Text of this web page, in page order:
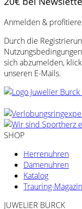
Anmelden &
Durch die
sich abzumelden,
unseren E-Mails.
SHOP
Herrenuhren
Damenuhren
Katalog
Trauring-Magazin
JUWELIER BURCK